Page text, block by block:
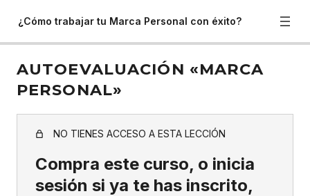
¿Cómo trabajar tu Marca Personal con éxito?
AUTOEVALUACIÓN «MARCA
PERSONAL»
NO TIENES ACCESO A ESTA LECCIÓN
Compra este curso, o inicia
sesión si ya te has inscrito,